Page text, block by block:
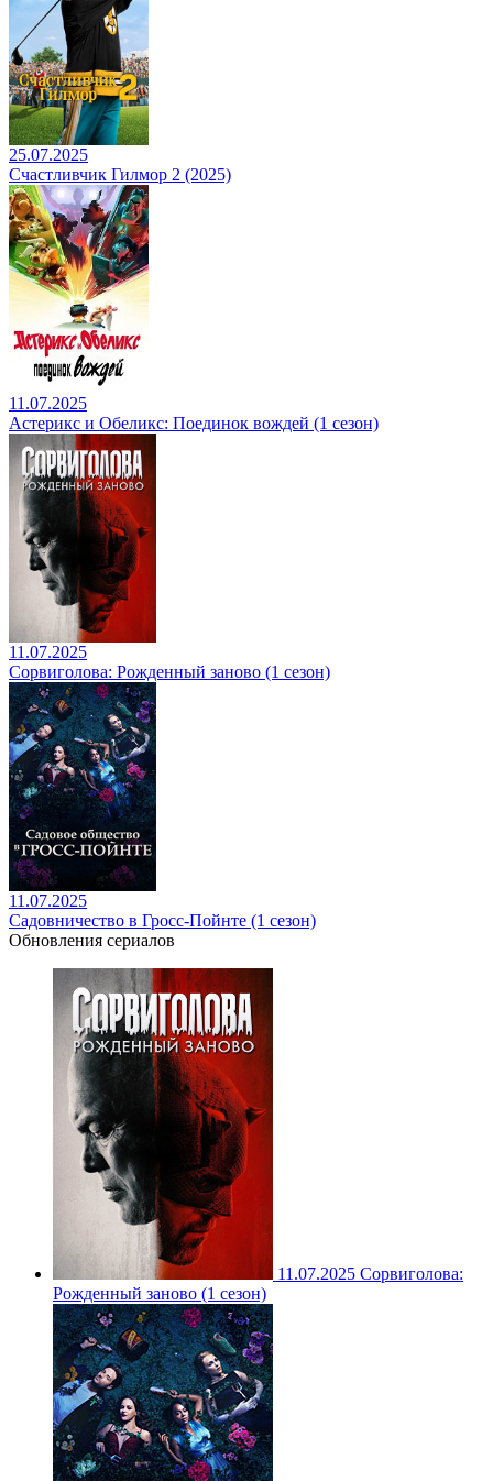
25.07.2025
Счастливчик Гилмор 2 (2025)
11.07.2025
Астерикс и Обеликс: Поединок вождей (1 сезон)
11.07.2025
Сорвиголова: Рожденный заново (1 сезон)
11.07.2025
Садовничество в Гросс-Пойнте (1 сезон)
Обновления сериалов
11.07.2025 Сорвиголова:
Рожденный заново (1 сезон)